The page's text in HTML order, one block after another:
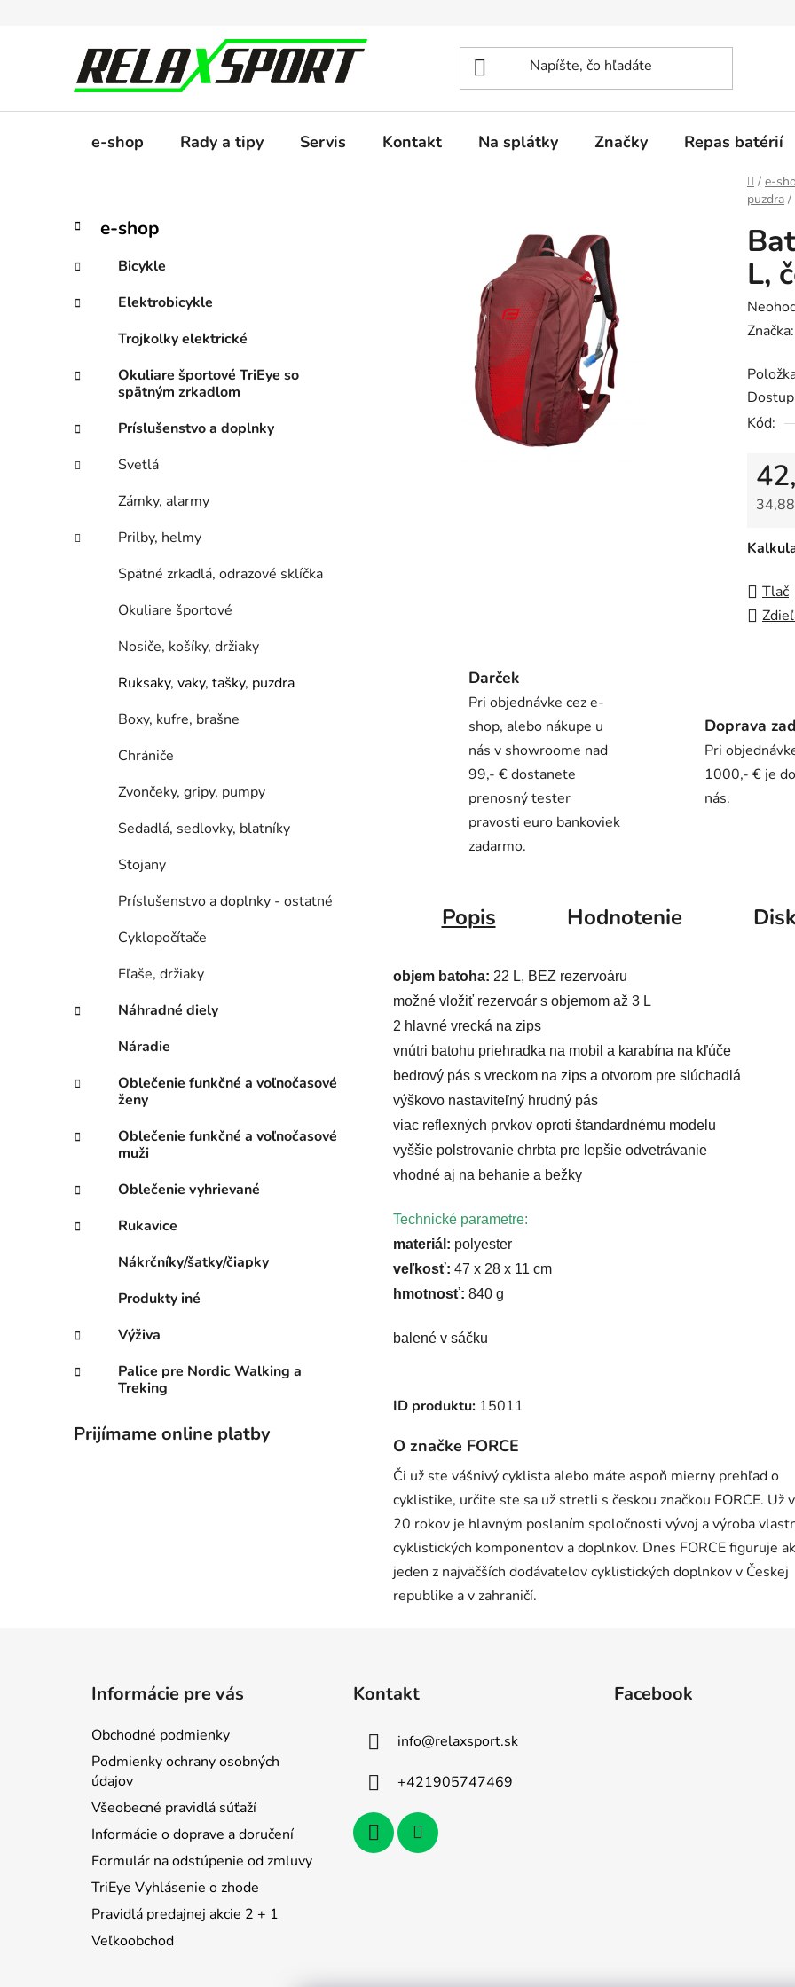
e-shop Rady a tipy Servis Kontakt Na splátky Značky Repas batérií
Domov
/ e-
puzdra /
B
č
ý
n
l
Preskočiť
kategórie
K
a
e
g
ó
e
e-shop
Bicykle
Elektrobicykle
Trojkolky elektrické
Okuliare športové TriEye so
spätným zrkadlom
Príslušenstvo a doplnky
Svetlá
Zámky, alarmy
Prilby, helmy
Spätné zrkadlá, odrazové sklíčka
Okuliare športové
Nosiče, košíky, držiaky
Ruksaky, vaky, tašky, puzdra
Boxy, kufre, brašne
Chrániče
Zvončeky, gripy, pumpy
Sedadlá, sedlovky, blatníky
Stojany
Príslušenstvo a doplnky - ostatné
Cyklopočítače
Fľaše, držiaky
Náhradné diely
Náradie
Oblečenie funkčné a voľnočasové
ženy
Oblečenie funkčné a voľnočasové
muži
Oblečenie vyhrievané
Rukavice
Nákrčníky/šatky/čiapky
Produkty iné
Výživa
Palice pre Nordic Walking a
Treking
Prijímame online platby
L,
je
0,0
z
Značka:
Kód:
Tlač
Darček
Pri objednávke cez e-
shop, alebo nákupe u
nás v showroome nad
99,- € dostanete
prenosný tester
pravosti euro bankoviek
zadarmo.
Doprava
Pri
1000,- € je
nás.
Popis Hodnotenie
objem batoha: 22 L, BEZ rezervoáru
možné vložiť rezervoár s objemom až 3 L
2 hlavné vrecká na zips
vnútri batohu priehradka na mobil a karabína na kľúče
bedrový pás s vreckom na zips a otvorom pre slúchadlá
výškovo nastaviteľný hrudný pás
viac reflexných prvkov oproti štandardnému modelu
vyššie polstrovanie chrbta pre lepšie odvetrávanie
vhodné aj na behanie a bežky
Technické parametre:
materiál: polyester
veľkosť: 47 x 28 x 11 cm
hmotnosť: 840 g
balené v sáčku
ID produktu: 15011
O značke FORCE
Či už ste vášnivý cyklista alebo máte aspoň mierny prehľad o
cyklistike, určite ste sa už stretli s českou značkou FORCE. Už
20 rokov je hlavným poslaním spoločnosti vývoj a výroba
cyklistických komponentov a doplnkov. Dnes FORCE figuruje
jeden z najväčších dodávateľov cyklistických doplnkov v Českej
republike a v zahraničí.
Informácie pre vás
Obchodné podmienky
Podmienky ochrany osobných
údajov
Všeobecné pravidlá súťaží
Informácie o doprave a doručení
Formulár na odstúpenie od zmluvy
TriEye Vyhlásenie o zhode
Pravidlá predajnej akcie 2 + 1
Veľkoobchod
Kontakt
info@relaxsport.sk
+421905747469
Facebook